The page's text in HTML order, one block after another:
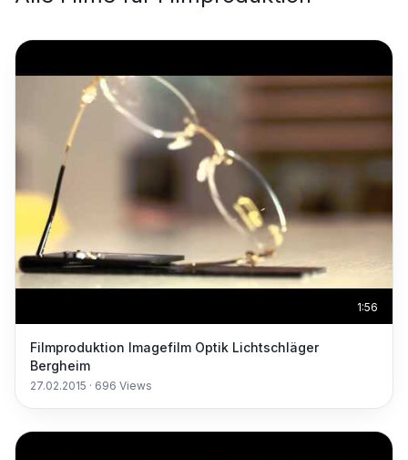
1:56
Filmproduktion Imagefilm Optik Lichtschläger
Bergheim
27.02.2015 · 696 Views